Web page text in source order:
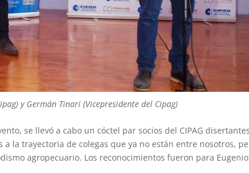
y Germán Tinari (Vicepresidente del Cipag)
se llevó a cabo un cóctel par socios del CIPAG
la trayectoria de colegas que ya no están entre nosotros,
agropecuario. Los reconocimientos fueron para Eugenio